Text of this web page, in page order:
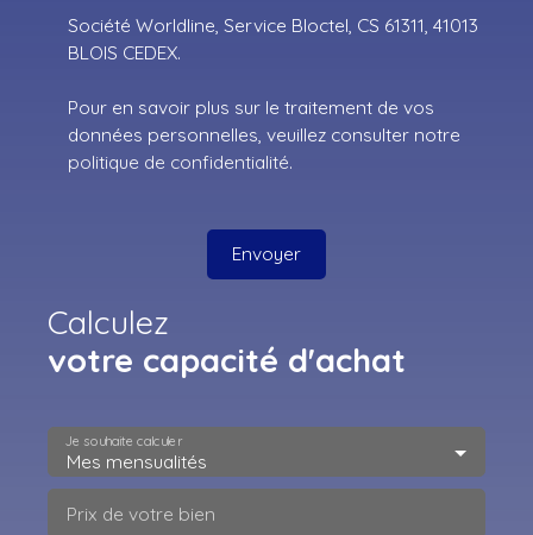
Société Worldline, Service Bloctel, CS 61311, 41013
BLOIS CEDEX.
Pour en savoir plus sur le traitement de vos
données personnelles, veuillez consulter notre
politique de confidentialité.
Envoyer
Calculez
votre capacité d'achat
Mes mensualités
Je souhaite calculer
Prix de votre bien